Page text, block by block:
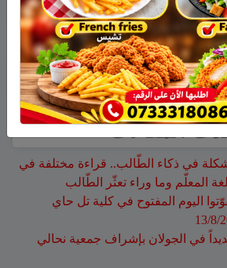
ابحث
المقالات
في ذكاء الطّالب.. قراءة مختلفة في
المعلّم وما وراء تعثّر الطّالب
اليوم المفتوح في كلية تل حاي
نحالاً جديداً في الجولان بإشراف جمعية نحالي